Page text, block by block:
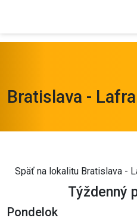
Bratislava -
Späť na lokalitu Bratislava -
Týždenný
Pondelok